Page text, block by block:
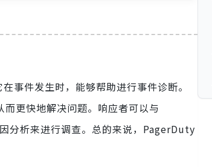
件发生时，能够帮助进行事件诊断。
更快地解决问题。响应者可以与
分析来进行调查。总的来说，PagerDuty